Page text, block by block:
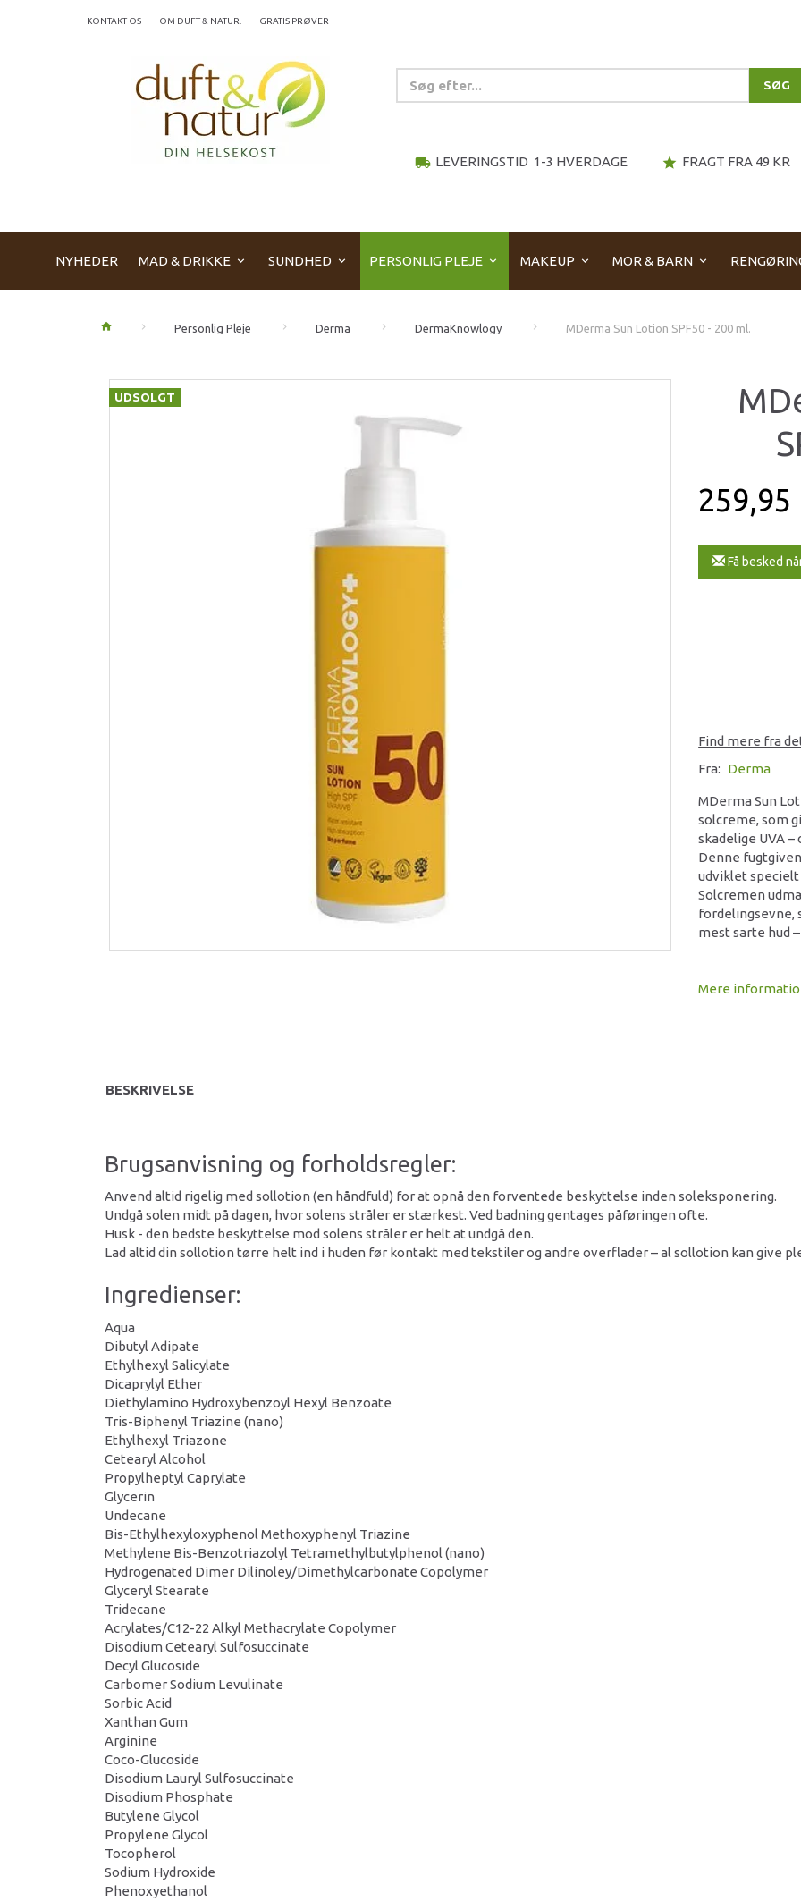
KONTAKT OS OM DUFT & NATUR. GRATIS PRØVER
SØG
local_shipping LEVERINGSTID 1-3 HVERDAGE star FRAGT FRA 49 KR
NYHEDER MAD & DRIKKE SUNDHED PERSONLIG PLEJE MAKEUP MOR & BARN
Personlig Pleje Derma DermaKnowlogy MDerma Sun Lotion SPF50 - 200 ml.
UDSOLGT
259,95
Få besked
Find mere fra
Fra: Derma
MDerma Sun
solcreme, som
skadelige UVA –
Denne
udviklet
Solcremen
fordelingsevne,
mest sarte hud
Mere
BESKRIVELSE
Brugsanvisning og forholdsregler:
Anvend altid rigelig med sollotion (en håndfuld) for at opnå den forventede beskyttelse inden soleksponering.
Undgå solen midt på dagen, hvor solens stråler er stærkest. Ved badning gentages påføringen ofte.
Husk - den bedste beskyttelse mod solens stråler er helt at undgå den.
Lad altid din sollotion tørre helt ind i huden før kontakt med tekstiler og andre overflader – al sollotion kan give
Ingredienser:
Aqua
Dibutyl Adipate
Ethylhexyl Salicylate
Dicaprylyl Ether
Diethylamino Hydroxybenzoyl Hexyl Benzoate
Tris-Biphenyl Triazine (nano)
Ethylhexyl Triazone
Cetearyl Alcohol
Propylheptyl Caprylate
Glycerin
Undecane
Bis-Ethylhexyloxyphenol Methoxyphenyl Triazine
Methylene Bis-Benzotriazolyl Tetramethylbutylphenol (nano)
Hydrogenated Dimer Dilinoley/Dimethylcarbonate Copolymer
Glyceryl Stearate
Tridecane
Acrylates/C12-22 Alkyl Methacrylate Copolymer
Disodium Cetearyl Sulfosuccinate
Decyl Glucoside
Carbomer Sodium Levulinate
Sorbic Acid
Xanthan Gum
Arginine
Coco-Glucoside
Disodium Lauryl Sulfosuccinate
Disodium Phosphate
Butylene Glycol
Propylene Glycol
Tocopherol
Sodium Hydroxide
Phenoxyethanol